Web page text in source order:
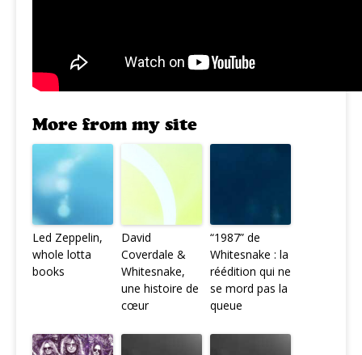
More from my site
Led Zeppelin,
whole lotta
books
David
Coverdale &
Whitesnake,
une histoire de
cœur
“1987” de
Whitesnake : la
réédition qui ne
se mord pas la
queue